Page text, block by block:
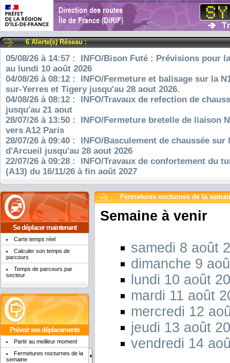
6 Alerte(s) Réseau :
05/08/26 à 14:57 : INFO/Bison Futé : Prévisions pour
au lundi 10 août 2026
04/08/26 à 08:12 : INFO/Fermeture et balisage sur la
sur-Yerres et Tigery jusqu'au 28 aout 2026.
04/08/26 à 08:12 : INFO/Travaux de refection de
jusqu'au 21 aout
28/07/26 à 13:50 : INFO/Fermeture bretelle de liaison
vers A12 Paris
28/07/26 à 09:40 : INFO/Basculement de chaussée sur
d'Arcueil jusqu'au 28 aout 2026
22/07/26 à 09:28 : INFO/Travaux de confortement du
(A13) du 16/11/26 à fin août 2027
Se déplacer maintenant
Carte temps réel
Calculer son temps de
parcours
Temps de parcours par
secteur
Prévoir ses déplacements
Partir au meilleur moment
Fermetures nocturnes de la
semaine
Fermetures nocturnes de la
Semaine à venir
samedi 8 août
dimanche 9
lundi 10 août
mardi 11 août
mercredi 12
jeudi 13 août
vendredi 14